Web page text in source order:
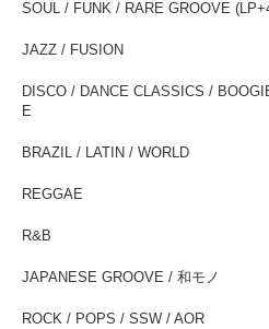
SOUL / FUNK / RARE GROOVE
JAZZ / FUSION
DISCO / DANCE CLASSICS /
E
BRAZIL / LATIN / WORLD
REGGAE
R&B
JAPANESE GROOVE / 和モノ
ROCK / POPS / SSW / AOR